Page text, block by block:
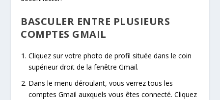
BASCULER ENTRE PLUSIEURS
COMPTES GMAIL
Cliquez sur votre photo de profil située dans le coin
supérieur droit de la fenêtre Gmail.
Dans le menu déroulant, vous verrez tous les
comptes Gmail auxquels vous êtes connecté. Cliquez